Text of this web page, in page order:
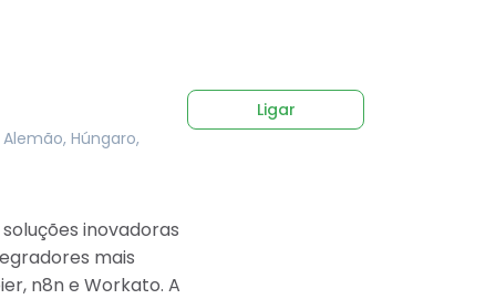
Húngaro,
inovadoras
mais
n8n e Workato. A
Ligar